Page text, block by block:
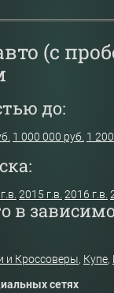
(с
до:
1 000 000 руб. 1
2015 г.в. 2016 г.в.
в
и Кроссоверы, Купе,
сетях